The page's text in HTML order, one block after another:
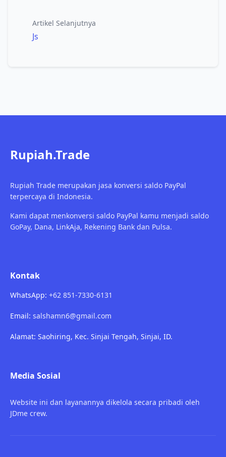
Artikel Selanjutnya
Js
Rupiah.Trade
Rupiah Trade merupakan jasa konversi saldo PayPal
terpercaya di Indonesia.
Kami dapat menkonversi saldo PayPal kamu menjadi saldo
GoPay, Dana, LinkAja, Rekening Bank dan Pulsa.
Kontak
WhatsApp: +62 851-7330-6131
Email: salshamn6@gmail.com
Alamat: Saohiring, Kec. Sinjai Tengah, Sinjai, ID.
Media Sosial
Website ini dan layanannya dikelola secara pribadi oleh
JDme crew.